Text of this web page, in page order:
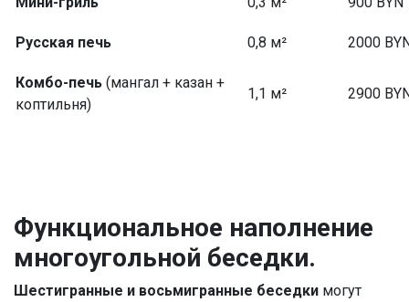
Русская печь 0,8 м² 2000
Комбо-печь (мангал + казан +
коптильня)
1,1 м² 2900
Функциональное наполнение
многоугольной беседки.
Шестигранные и восьмигранные беседки могут